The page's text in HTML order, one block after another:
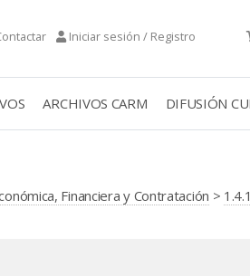
Iniciar sesión / Registro
ARCHIVOS CARM DIFUSIÓN
Financiera y Contratación >